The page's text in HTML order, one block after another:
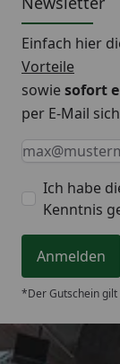
Einfach hier
Vorteile
sowiesofort
per E-Mail
Keine
Eingabe
E-Mail *
Ich habe
Kenntnis
Anmelden
*Der Gutschein